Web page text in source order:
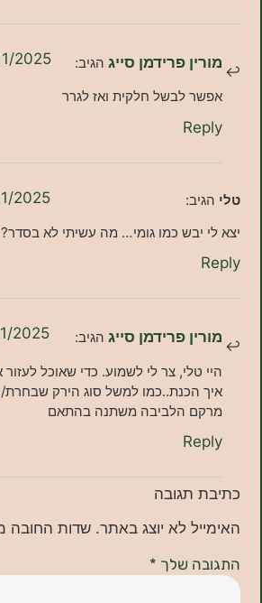
פרידמן סייג הגיב: 04/11/2025 בשעה 10:34
לבשל חלקית ואז לגרר
14/11/2025 בשעה 09:45
כמו גומי… מה עשיתי לא בסדר?
פרידמן סייג הגיב: 16/11/2025 בשעה 09:27
צר לי לשמוע. כדי שאוכל לעזור את
הכנת..כמו למשל סוג הירק שבחרת/עם ביצה
הלביבה משתנה בהתאם
תגובה
לא יוצג באתר. שדות החובה מסומנים
שלך*